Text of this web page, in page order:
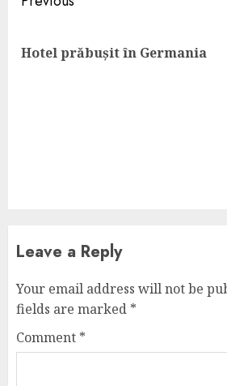
Hotel prăbușit în Germania
Leave a Reply
Your email address will not be
fields are marked *
Comment *